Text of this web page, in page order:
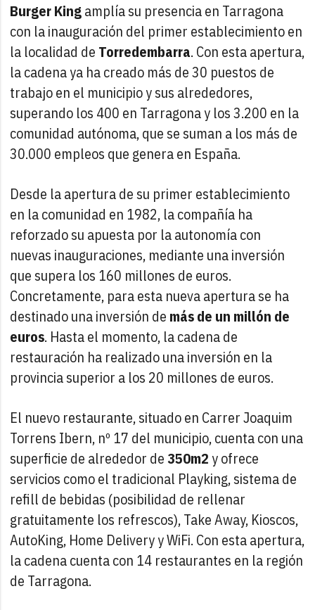
Burger Kingamplía su presencia en Tarragona
con la inauguración del primer establecimiento en
la localidad de Torredembarra. Con esta apertura,
la cadena ya ha creado más de 30 puestos de
trabajo en el municipio y sus alrededores,
superando los 400 en Tarragona y los 3.200 en la
comunidad autónoma, que se suman a los más de
30.000 empleos que genera en España.
Desde la apertura de su primer establecimiento
en la comunidad en 1982, la compañía ha
reforzado su apuesta por la autonomía con
nuevas inauguraciones, mediante una inversión
que supera los 160 millones de euros.
Concretamente, para esta nueva apertura se ha
destinado una inversión de más de un millón de
euros. Hasta el momento, la cadena de
restauración ha realizado una inversión en la
provincia superior a los 20 millones de euros.
El nuevo restaurante, situado en Carrer Joaquim
Torrens Ibern, nº 17 del municipio, cuenta con una
superficie de alrededor de350m2y ofrece
servicios como el tradicional Playking, sistema de
refill de bebidas (posibilidad de rellenar
gratuitamente los refrescos), Take Away, Kioscos,
AutoKing, Home Delivery y WiFi. Con esta apertura,
la cadena cuenta con 14 restaurantes en la región
de Tarragona.